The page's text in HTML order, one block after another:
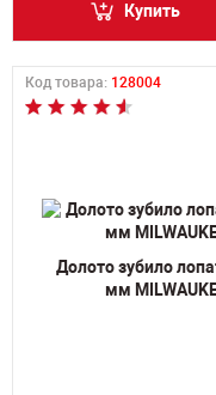
Купить
Код товара: 128004
Долото зубило
мм